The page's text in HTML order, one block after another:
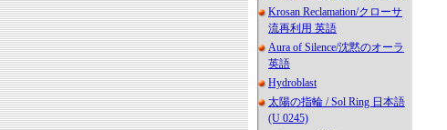
Krosan Reclamation/クローサ
流再利用 英語
Aura of Silence/沈黙のオーラ
英語
Hydroblast
太陽の指輪 / Sol Ring 日本語
(U 0245)